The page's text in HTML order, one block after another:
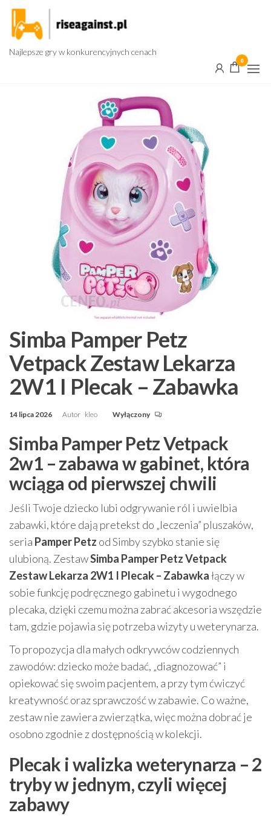
Przejdź
treści
Najlepsze gry w konkurencyjnych cenach
0
Simba Pamper Petz
Vetpack Zestaw Lekarza
2W1 I Plecak – Zabawka
14 lipca 2026 Autor kleo Wyłączony
Simba Pamper Petz Vetpack
2w1 – zabawa w gabinet, która
wciąga od pierwszej chwili
Jeśli Twoje dziecko lubi odgrywanie ról i uwielbia
zabawki, które dają pretekst do „leczenia” pluszaków,
seria Pamper Petz od Simby szybko stanie się
ulubioną. ZestawSimba Pamper Petz Vetpack
Zestaw Lekarza 2W1 I Plecak – Zabawkałączy w
sobie funkcję podręcznego gabinetu i wygodnego
plecaka, dzięki czemu można zabrać akcesoria wszędzie
tam, gdzie pojawia się potrzeba wizyty u weterynarza.
To propozycja dla małych odkrywców codziennych
zawodów: dziecko może badać, „diagnozować” i
opiekować się swoim pacjentem, a przy tym ćwiczyć
kreatywność oraz sprawczość w zabawie. Co ważne,
zestaw nie zawiera zwierzątka, więc można dobrać je
osobno zgodnie z dostępnością w kolekcji.
Plecak i walizka weterynarza – 2
tryby w jednym, czyli więcej
zabawy